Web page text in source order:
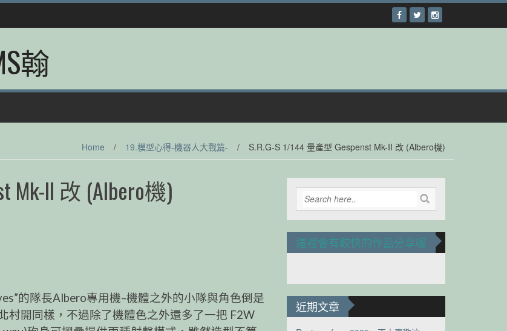
翰
Home / 19.模型心得-機器人大戰篇- / S.R.G-S 1/144 量產型 Gespenst Mk-II 改 (Albero機)
Mk-II 改 (Albero機)
的隊長Albero專用機–機體之外的小隊與角色倒是
村開同樣，不過除了機體色之外還多了一把 F2W
這裡會有較快的作品分享喔
近期文章